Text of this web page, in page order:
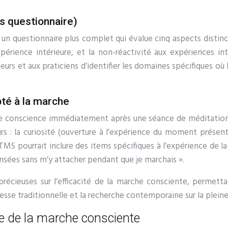
questionnaire)
questionnaire plus complet qui évalue cinq aspects
intérieure, et la non-réactivité aux expériences
et aux praticiens d’identifier les domaines spécifiques
à la marche
immédiatement après une séance de
: la curiosité (ouverture à l’expérience du moment
pourrait inclure des items spécifiques à l’expérience de
sans m’y attacher pendant que je marchais ».
sur l’efficacité de la marche consciente,
traditionnelle et la recherche contemporaine sur la
de la marche consciente